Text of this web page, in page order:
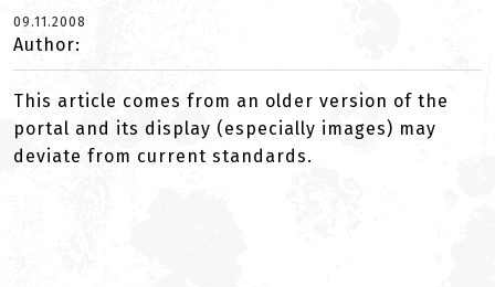
09.11.2008
Author:
This article comes from an older version of the
portal and its display (especially images) may
deviate from current standards.